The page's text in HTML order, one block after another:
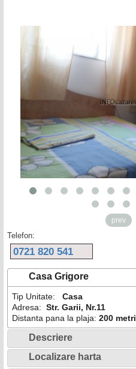
prev
Telefon:
0721 820 541
Casa Grigore
Tip Unitate: Casa
Adresa: Str. Garii, Nr.11
Distanta pana la plaja: 200 metri
Descriere
Localizare harta